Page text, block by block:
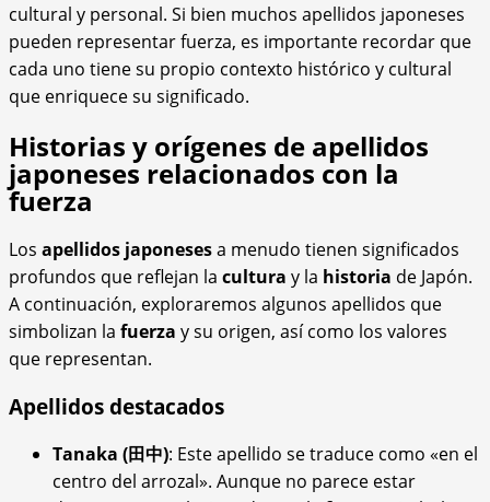
cultural y personal. Si bien muchos apellidos japoneses
pueden representar fuerza, es importante recordar que
cada uno tiene su propio contexto histórico y cultural
que enriquece su significado.
Historias y orígenes de apellidos
japoneses relacionados con la
fuerza
Los apellidos japonesesa menudo tienen significados
profundos que reflejan la cultura y la historia de Japón.
A continuación, exploraremos algunos apellidos que
simbolizan la fuerza y su origen, así como los valores
que representan.
Apellidos destacados
Tanaka (田中): Este apellido se traduce como «en el
centro del arrozal». Aunque no parece estar